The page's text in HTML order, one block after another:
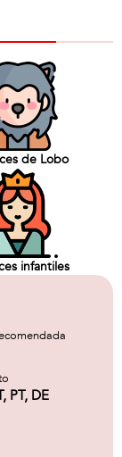
de Lobo
infantiles
PT, DE